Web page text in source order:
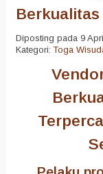
Diposting pada 9
Kategori:Toga